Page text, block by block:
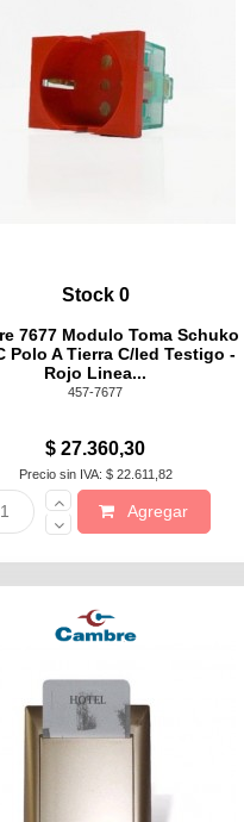
Stock 0
7677 Modulo Toma Schuko
Polo A Tierra C/led Testigo -
Rojo Linea...
457-7677
$ 27.360,30
Precio sin IVA: $ 22.611,82
Agregar